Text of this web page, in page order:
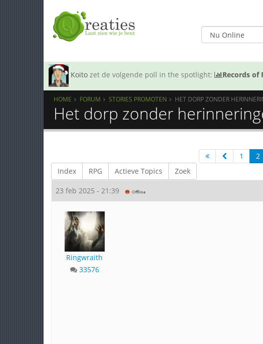
Koito zet de volgende poll in the spotlight: Records of
HOME FORUM STORIES PROMOTEN HET DORP ZONDER
Het dorp zonder
Index RPG Actieve Topics Zoek
1 2
23 feb 2025 - 21:39
Ringwraith
33576